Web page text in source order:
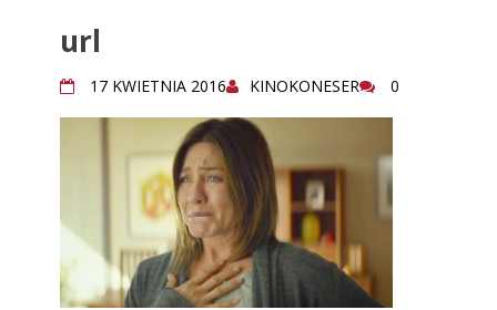
url
17 KWIETNIA 2016 KINOKONESER 0